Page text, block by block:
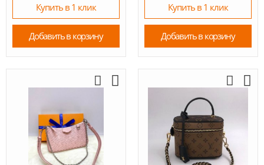
Купить в 1 клик
Добавить в корзину
Купить в 1 клик
Добавить в корзину